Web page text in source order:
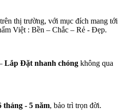
trên thị trường, với mục đích mang tới
Việt : Bền – Chắc – Rẻ - Đẹp.
Lắp Đặt nhanh chóng không qua
tháng - 5 năm, bảo trì trọn đời.